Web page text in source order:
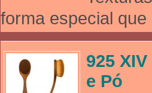
forma especial
925
e Pó